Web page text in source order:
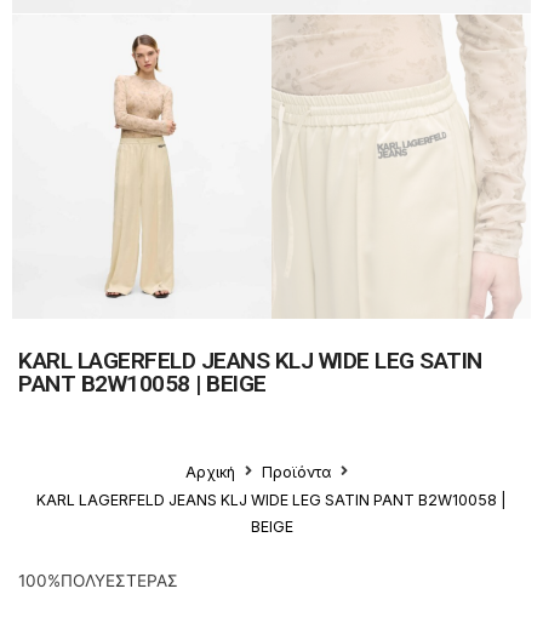
KARL LAGERFELD JEANS KLJ WIDE LEG SATIN
PANT B2W10058 | BEIGE
Αρχική
Προϊόντα
KARL LAGERFELD JEANS KLJ WIDE LEG SATIN PANT B2W10058 |
BEIGE
100%ΠΟΛΥΕΣΤΕΡΑΣ